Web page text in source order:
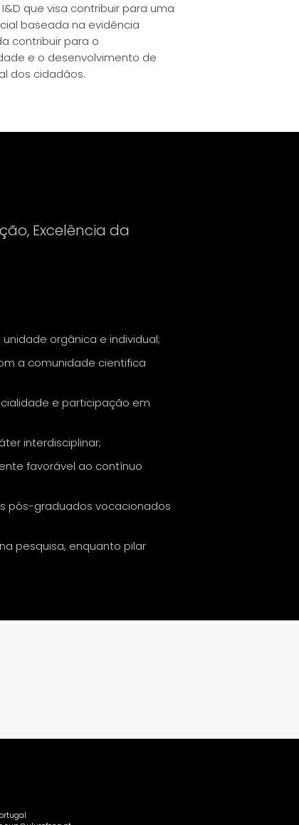
que visa contribuir para uma
baseada na evidência
contribuir para o
e o desenvolvimento de
dos cidadãos.
Excelência da
orgânica e individual;
a comunidade cientifica
e participação em
interdisciplinar;
favorável ao contínuo
pós-graduados vocacionados
pesquisa, enquanto pilar